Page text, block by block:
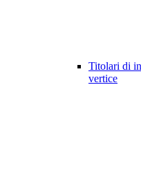
Titolari di
vertice